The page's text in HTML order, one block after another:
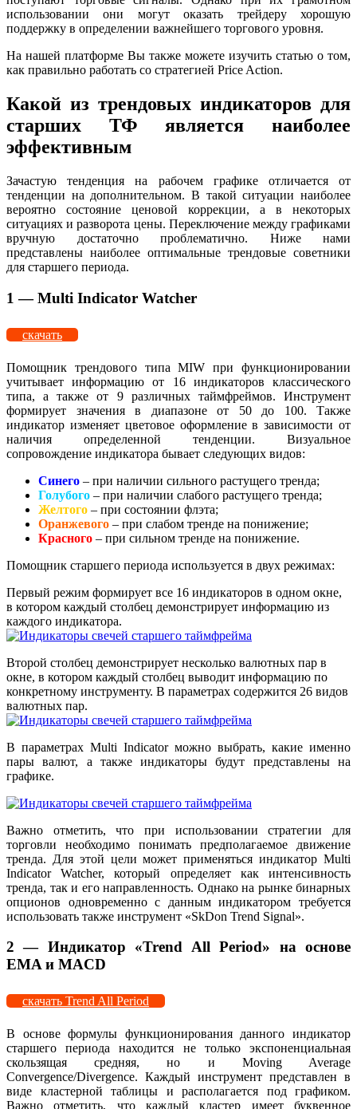
использовании они могут оказать трейдеру хорошую
поддержку в определении важнейшего торгового уровня.
На нашей платформе Вы также можете изучить статью о том,
как правильно работать со стратегией Price Action.
Какой из трендовых индикаторов для
старших ТФ является наиболее
эффективным
Зачастую тенденция на рабочем графике отличается от
тенденции на дополнительном. В такой ситуации наиболее
вероятно состояние ценовой коррекции, а в некоторых
ситуациях и разворота цены. Переключение между графиками
вручную достаточно проблематично. Ниже нами
представлены наиболее оптимальные трендовые советники
для старшего периода.
1 — Multi Indicator Watcher
скачать
Помощник трендового типа MIW при функционировании
учитывает информацию от 16 индикаторов классического
типа, а также от 9 различных таймфреймов. Инструмент
формирует значения в диапазоне от 50 до 100. Также
индикатор изменяет цветовое оформление в зависимости от
наличия определенной тенденции. Визуальное
сопровождение индикатора бывает следующих видов:
Синего – при наличии сильного растущего тренда;
Голубого – при наличии слабого растущего тренда;
Желтого – при состоянии флэта;
Оранжевого – при слабом тренде на понижение;
Красного – при сильном тренде на понижение.
Помощник старшего периода используется в двух режимах:
Первый режим формирует все 16 индикаторов в одном окне,
в котором каждый столбец демонстрирует информацию из
каждого индикатора.
Второй столбец демонстрирует несколько валютных пар в
окне, в котором каждый столбец выводит информацию по
конкретному инструменту. В параметрах содержится 26 видов
валютных пар.
В параметрах Multi Indicator можно выбрать, какие именно
пары валют, а также индикаторы будут представлены на
графике.
Важно отметить, что при использовании стратегии для
торговли необходимо понимать предполагаемое движение
тренда. Для этой цели может применяться индикатор Multi
Indicator Watcher, который определяет как интенсивность
тренда, так и его направленность. Однако на рынке бинарных
опционов одновременно с данным индикатором требуется
использовать также инструмент «SkDon Trend Signal».
2 — Индикатор «Trend All Period» на основе
EMA и MACD
скачать Trend All Period
В основе формулы функционирования данного индикатор
старшего периода находится не только экспоненциальная
скользящая средняя, но и Moving Average
Convergence/Divergence. Каждый инструмент представлен в
виде кластерной таблицы и располагается под графиком.
Важно отметить, что каждый кластер имеет буквенное